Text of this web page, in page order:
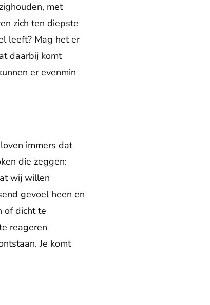
met
zich ten diepste
leeft? Mag het er
daarbij komt
er evenmin
immers dat
die zeggen:
wij willen
gevoel heen en
of dicht te
reageren
Je komt